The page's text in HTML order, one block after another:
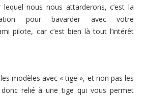
nous nous attarderons, c’est la
pour bavarder avec votre
pilote, car c’est bien là tout l’intérêt
modèles avec « tige », et non pas les
relié à une tige qui vous permet